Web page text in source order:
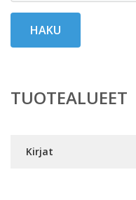
HAKU
TUOTEALUEET
Kirjat